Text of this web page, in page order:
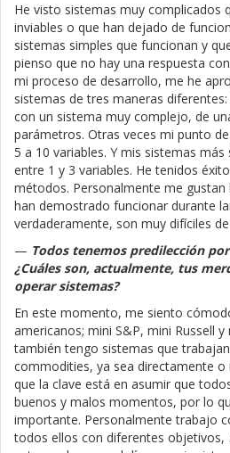
He visto sistemas muy complicados
inviables o que han dejado de
sistemas simples que funcionan y
pienso que no hay una respuesta
mi proceso de desarrollo, me he
sistemas de tres maneras
con un sistema muy complejo, de
parámetros. Otras veces mi punto
5 a 10 variables. Y mis sistemas
entre 1 y 3 variables. He tenidos
métodos. Personalmente me gustan
han demostrado funcionar durante
verdaderamente, son muy difíciles
— Todos tenemos predilección
¿Cuáles son, actualmente, tus
operar sistemas?
En este momento, me siento
americanos; mini S&P, mini Russell
también tengo sistemas que
commodities, ya sea directamente o
que la clave está en asumir que
buenos y malos momentos, por lo
importante. Personalmente trabajo
todos ellos con diferentes objetivos,